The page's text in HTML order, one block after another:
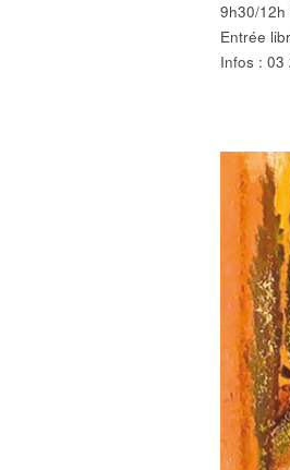
9h30/12h
Entrée
Infos : 03